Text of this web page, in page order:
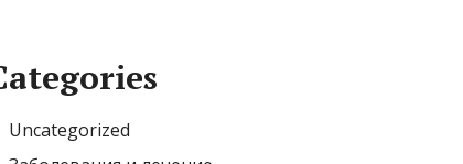
Uncategorized